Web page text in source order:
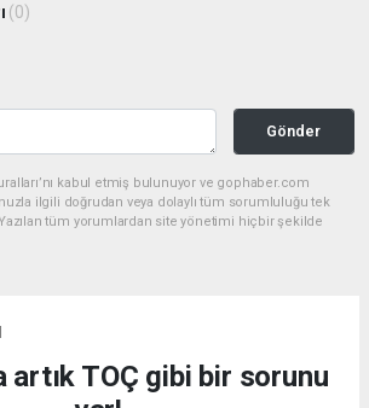
(0)
Gönder
kabul etmiş bulunuyor ve gophaber.com
ilgili doğrudan veya dolaylı tüm sorumluluğu tek
tüm yorumlardan site yönetimi hiçbir şekilde
artık TOÇ gibi bir sorunu